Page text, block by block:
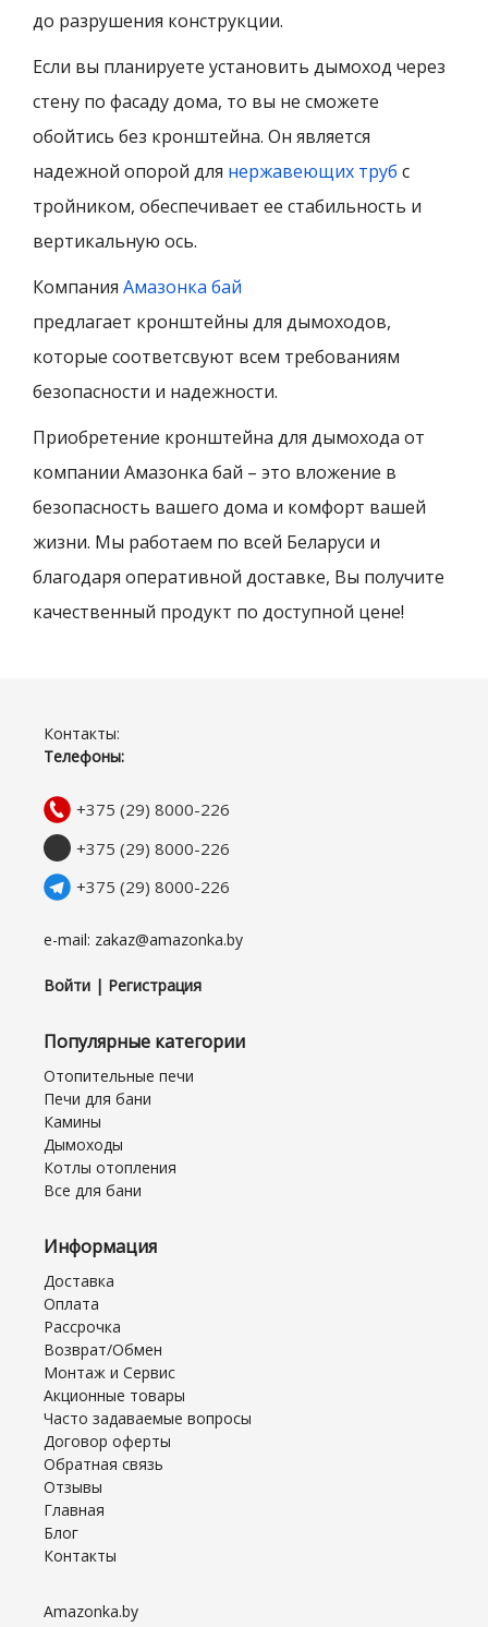
до разрушения конструкции.
Если вы планируете установить дымоход через
стену по фасаду дома, то вы не сможете
обойтись без кронштейна. Он является
надежной опорой для нержавеющих труб с
тройником, обеспечивает ее стабильность и
вертикальную ось.
Компания Амазонка бай
предлагает кронштейны для дымоходов,
которые соответсвуют всем требованиям
безопасности и надежности.
Приобретение кронштейна для дымохода от
компании Амазонка бай – это вложение в
безопасность вашего дома и комфорт вашей
жизни. Мы работаем по всей Беларуси и
благодаря оперативной доставке, Вы получите
качественный продукт по доступной цене!
Контакты:
Телефоны:
+375 (29) 8000-226
+375 (29) 8000-226
+375 (29) 8000-226
e-mail: zakaz@amazonka.by
Войти | Регистрация
Популярные категории
Отопительные печи
Печи для бани
Камины
Дымоходы
Котлы отопления
Все для бани
Информация
Доставка
Оплата
Рассрочка
Возврат/Обмен
Монтаж и Сервис
Акционные товары
Часто задаваемые вопросы
Договор оферты
Обратная связь
Отзывы
Главная
Блог
Контакты
Amazonka.by